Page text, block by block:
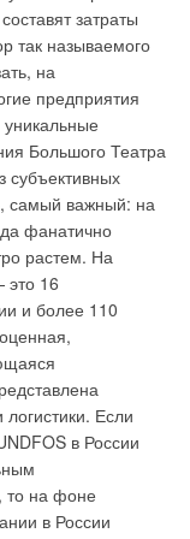
затраты
так называемого
на
предприятия
Большого Театра
субъективных
самый важный: на
фанатично
растем. На
16
и более 110
Если
в России
то на фоне
в России
показатели
мазута,
в Прибалтике
никакой
сжигания низких
и
Эквинокс»
клапанах,
путям экономии
не
ночную
над тем, как
накапливала
кондиционеры
машина
днем
работают
больших
Еще одна
появилась в
охлаждающие
в большинстве